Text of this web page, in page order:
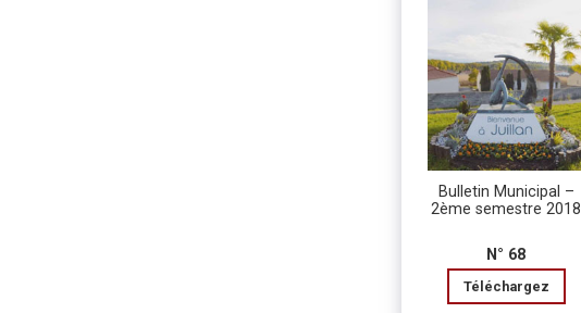
Bulletin Municipal –
2ème semestre 2018
N° 68
Téléchargez